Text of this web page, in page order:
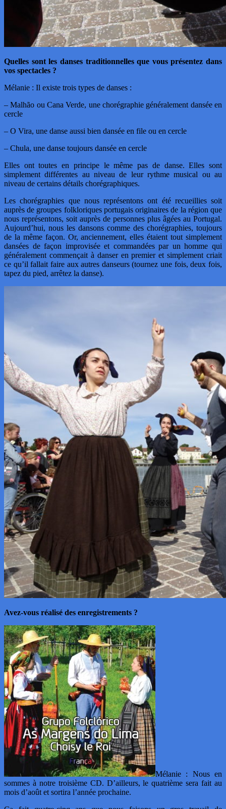
Quelles sont les danses traditionnelles que vous présentez dans
vos spectacles ?
Mélanie : Il existe trois types de danses :
– Malhão ou Cana Verde, une chorégraphie généralement dansée en
cercle
– O Vira, une danse aussi bien dansée en file ou en cercle
– Chula, une danse toujours dansée en cercle
Elles ont toutes en principe le même pas de danse. Elles sont
simplement différentes au niveau de leur rythme musical ou au
niveau de certains détails chorégraphiques.
Les chorégraphies que nous représentons ont été recueillies soit
auprès de groupes folkloriques portugais originaires de la région que
nous représentons, soit auprès de personnes plus âgées au Portugal.
Aujourd’hui, nous les dansons comme des chorégraphies, toujours
de la même façon. Or, anciennement, elles étaient tout simplement
dansées de façon improvisée et commandées par un homme qui
généralement commençait à danser en premier et simplement criait
ce qu’il fallait faire aux autres danseurs (tournez une fois, deux fois,
tapez du pied, arrêtez la danse).
Avez-vous réalisé des enregistrements ?
Mélanie : Nous en
sommes à notre troisième CD. D’ailleurs, le quatrième sera fait au
mois d’août et sortira l’année prochaine.